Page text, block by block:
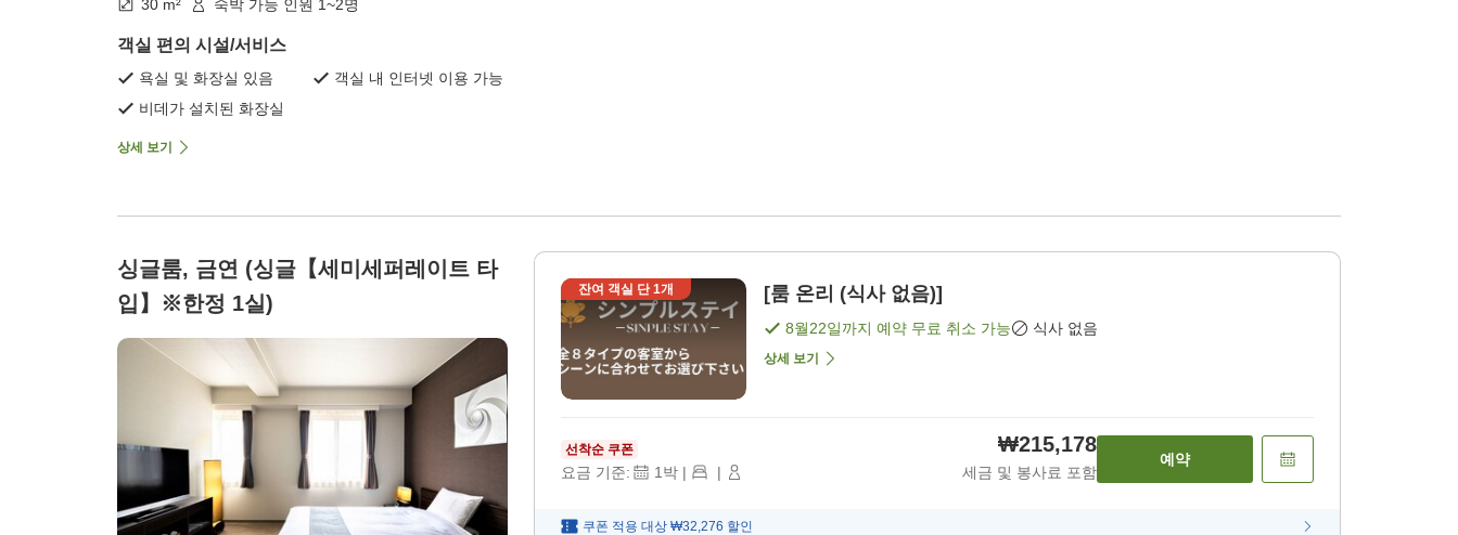
30 m² 숙박 가능 인원 1~2명
객실 편의 시설/서비스
욕실 및 화장실 있음
객실 내 인터넷 이용 가능
비데가 설치된 화장실
상세 보기
싱글룸, 금연 (싱글【세미세퍼레이트 타
입】※한정 1실)
잔여 객실 단1개 [룸 온리 (식사 없음)]
8월22일까지 예약 무료 취소 가능 식사 없음
상세 보기
선착순 쿠폰
요금 기준: 1 박 | |
₩215,178
세금 및 봉사료 포함
예약
쿠폰 적용 대상 ₩32,276 할인